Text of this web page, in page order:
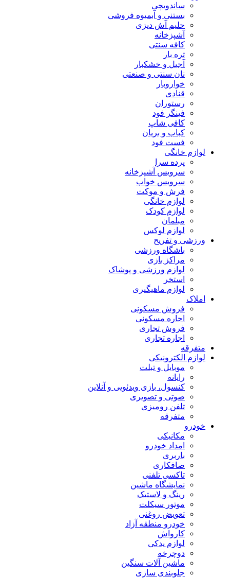
ساندویچی
بستنی و آبمیوه فروشی
حلیم آش دیزی
آشپزخانه
کافه سنتی
تره بار
آجیل و خشکبار
نان سنتی و صنعتی
خواروبار
قنادی
رستوران
فینگر فود
کافی شاپ
کباب و بریان
فست فود
لوازم خانگی
پرده سرا
سرویس آشپزخانه
سرویس خواب
فرش و موکت
لوازم خانگی
لوازم کودک
مبلمان
لوازم لوکس
ورزشی و تفریح
باشگاه ورزشی
مراکز بازی
لوازم ورزشی و پوشاک
استخر
لوازم ماهیگیری
املاک
فروش مسکونی
اجاره مسکونی
فروش تجاری
اجاره تجاری
متفرقه
لوازم الکترونیکی
موبایل و تبلت
رایانه
کنسول، بازی‌ ویدئویی و آنلاین
صوتی و تصویری
تلفن رومیزی
متفرقه
خودرو
مکانیکی
امداد خودرو
باربری
صافکاری
تاکسی تلفنی
نمایشگاه ماشین
رینگ و لاستیک
موتور سیکلت
تعویض روغنی
خودرو منطقه آزاد
کارواش
لوازم یدکی
دوچرخه
ماشین آلات سنگین
جلوبندی سازی